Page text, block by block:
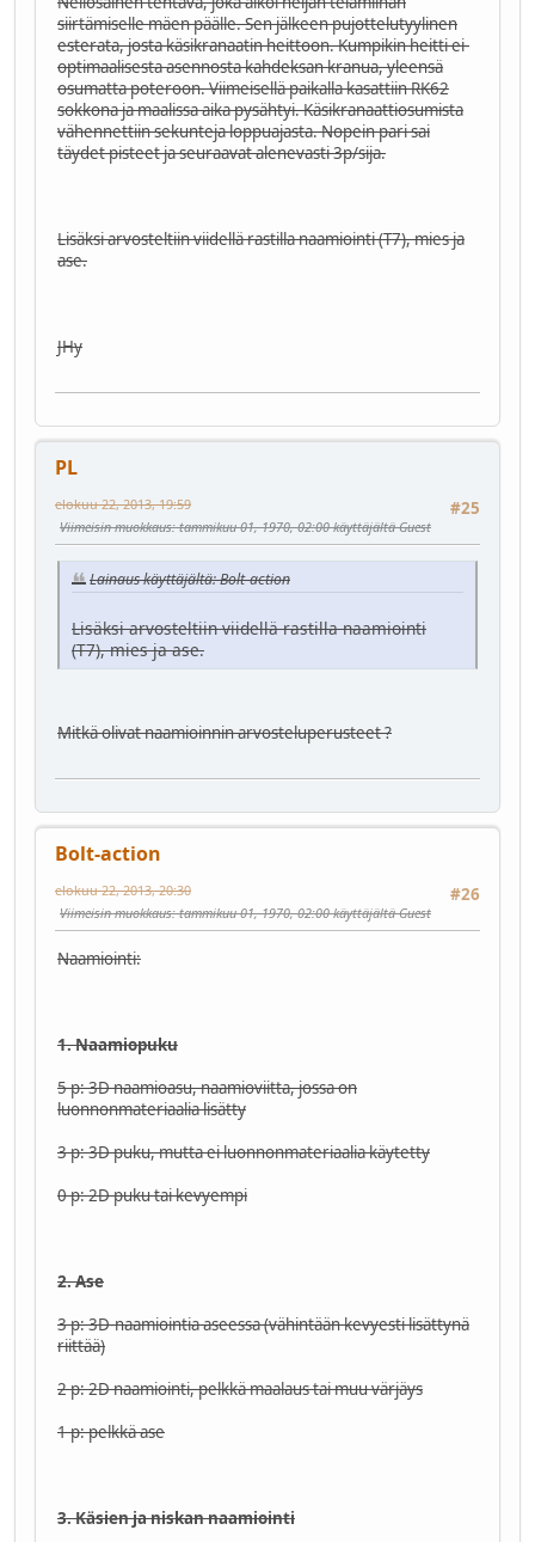
siirtämiselle mäen päälle. Sen jälkeen pujottelutyylinen
esterata, josta käsikranaatin heittoon. Kumpikin heitti ei-
optimaalisesta asennosta kahdeksan kranua, yleensä
osumatta poteroon. Viimeisellä paikalla kasattiin RK62
sokkona ja maalissa aika pysähtyi. Käsikranaattiosumista
vähennettiin sekunteja loppuajasta. Nopein pari sai
täydet pisteet ja seuraavat alenevasti 3p/sija.
Lisäksi arvosteltiin viidellä rastilla naamiointi (T7), mies ja
ase.
JHy
PL
#25
elokuu 22, 2013, 19:59
Viimeisin muokkaus: tammikuu 01, 1970, 02:00 käyttäjältä Guest
Lainaus käyttäjältä: Bolt-action
Lisäksi arvosteltiin viidellä rastilla naamiointi
(T7), mies ja ase.
Mitkä olivat naamioinnin arvosteluperusteet ?
Bolt-action
#26
elokuu 22, 2013, 20:30
Viimeisin muokkaus: tammikuu 01, 1970, 02:00 käyttäjältä Guest
Naamiointi:
1. Naamiopuku
5 p: 3D naamioasu, naamioviitta, jossa on
luonnonmateriaalia lisätty
3 p: 3D puku, mutta ei luonnonmateriaalia käytetty
0 p: 2D puku tai kevyempi
2. Ase
3 p: 3D-naamiointia aseessa (vähintään kevyesti lisättynä
riittää)
2 p: 2D naamiointi, pelkkä maalaus tai muu värjäys
1 p: pelkkä ase
3. Käsien ja niskan naamiointi